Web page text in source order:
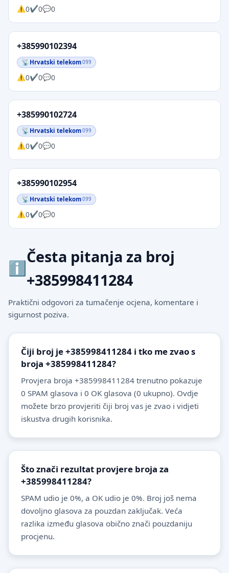
0 0 0
+385990102394
Hrvatski telekom099
0 0 0
+385990102724
Hrvatski telekom099
0 0 0
+385990102954
Hrvatski telekom099
0 0 0
Česta pitanja za broj
+385998411284
Praktični odgovori za tumačenje ocjena, komentare i
sigurnost poziva.
Čiji broj je +385998411284 i tko me zvao s
broja +385998411284?
Provjera broja +385998411284 trenutno pokazuje
0 SPAM glasova i 0 OK glasova (0 ukupno). Ovdje
možete brzo provjeriti čiji broj vas je zvao i vidjeti
iskustva drugih korisnika.
Što znači rezultat provjere broja za
+385998411284?
SPAM udio je 0%, a OK udio je 0%. Broj još nema
dovoljno glasova za pouzdan zaključak. Veća
razlika između glasova obično znači pouzdaniju
procjenu.